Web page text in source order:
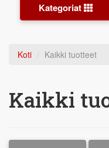
Kategoriat
Koti Kaikki tuotteet
Kaikki